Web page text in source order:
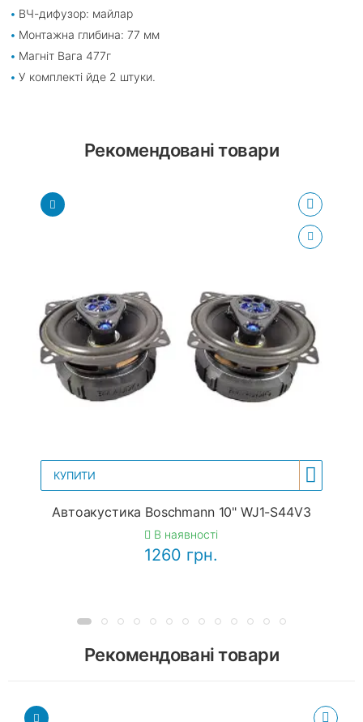
ВЧ-дифузор: майлар
Монтажна глибина: 77 мм
Магніт Вага 477г
У комплекті йде 2 штуки.
Рекомендовані товари
КУПИТИ
Автоакустика Boschmann 10" WJ1-S44V3
В наявності
1260 грн.
Рекомендовані товари